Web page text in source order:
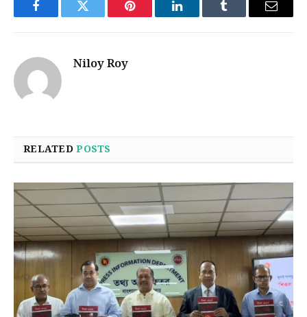
FacebookTwitter Pinterest LinkedInTumblr Email
Niloy Roy
RELATEDPOSTS